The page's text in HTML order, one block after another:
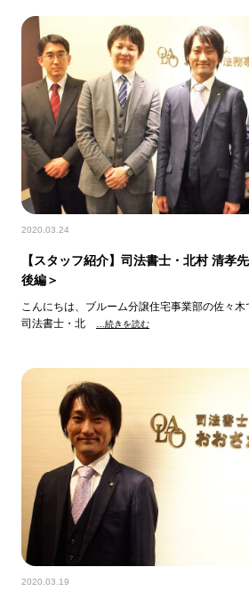
2020.03.24
【スタッフ紹介】司法書士・北村 清孝
後編＞
こんにちは、ブルーム分譲住宅事業部の佐々
司法書士・北
…続きを読む
2020.03.19